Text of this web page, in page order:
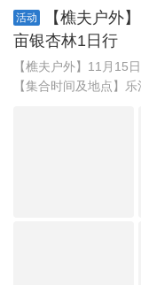
活动
【樵夫户外
亩银杏林1日行
【樵夫户外】11月15
【集合时间及地点】